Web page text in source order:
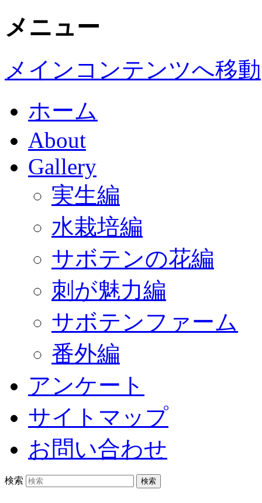
メニュー
メインコンテンツへ移動
ホーム
About
Gallery
実生編
水栽培編
サボテンの花編
刺が魅力編
サボテンファーム
番外編
アンケート
サイトマップ
お問い合わせ
検索